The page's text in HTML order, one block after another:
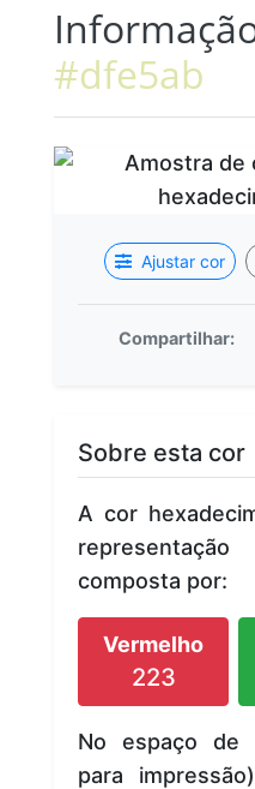
#dfe5ab
Ajustar cor
Compartilhar:
Sobre esta cor
A cor
composta por:
Vermelho
223
No espaço de
para